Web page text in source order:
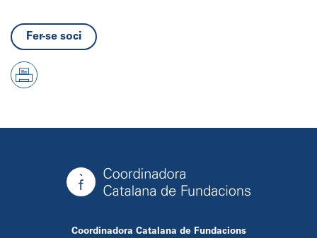
Fer-se soci
Coordinadora Catalana de Fundacions